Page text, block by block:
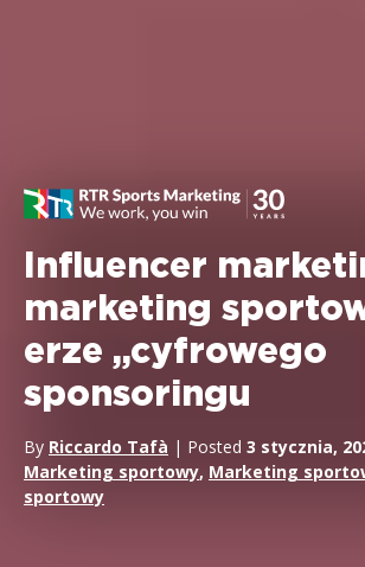
Influencer
marketing
erze „cyfrowego
sponsoringu
By Riccardo Tafà | Posted 3 stycznia,
Marketing sportowy, Marketing
sportowy